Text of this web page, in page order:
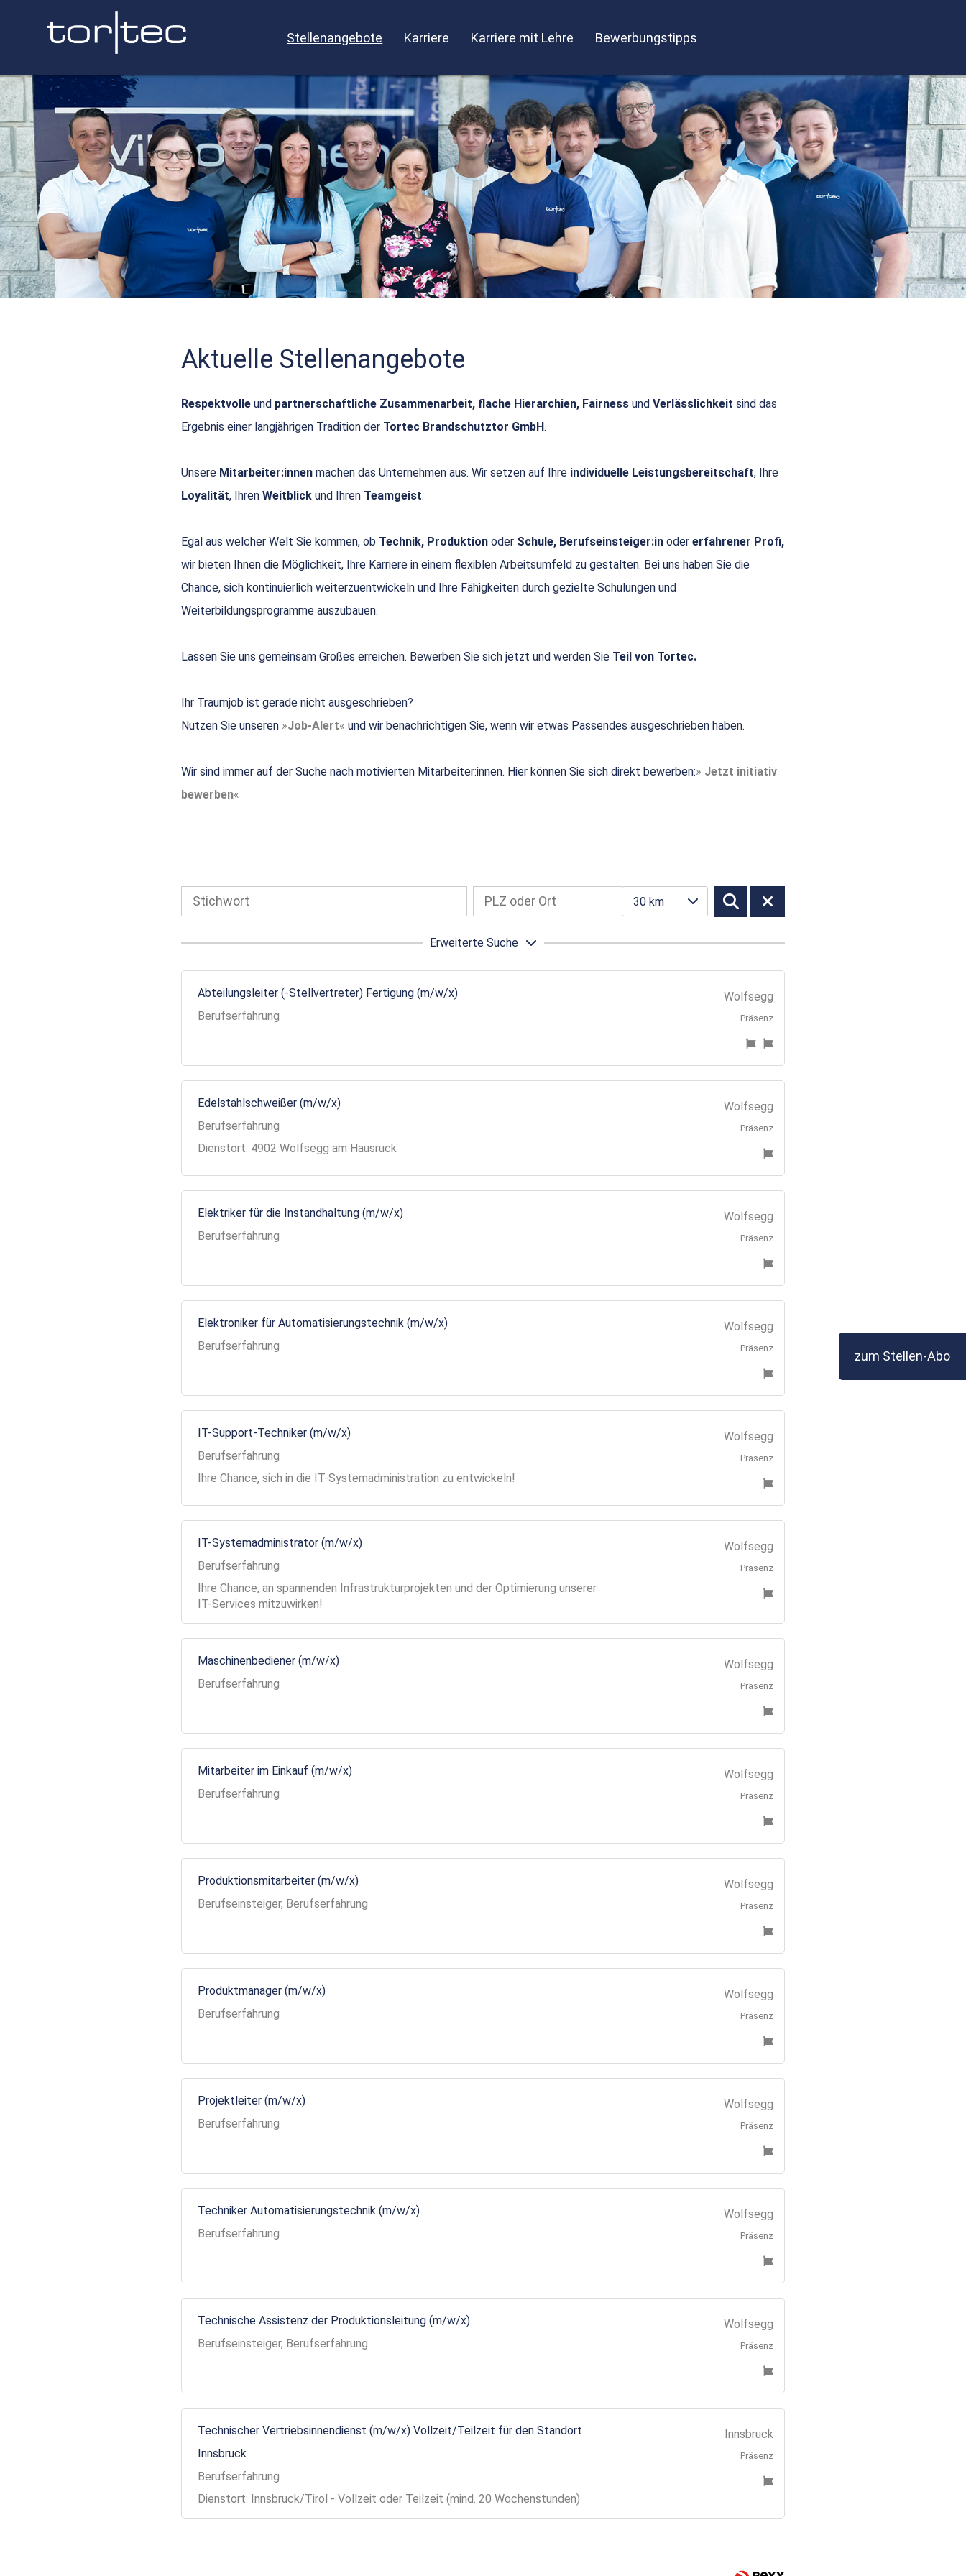
Stellenangebote Karriere Karriere mit Lehre Bewerbungstipps
Aktuelle Stellenangebote
Respektvolle und partnerschaftliche Zusammenarbeit, flache Hierarchien, Fairness und Verlässlichkeit sind das
Ergebnis einer langjährigen Tradition der Tortec Brandschutztor GmbH.
Unsere Mitarbeiter:innen machen das Unternehmen aus. Wir setzen auf Ihre individuelle Leistungsbereitschaft, Ihre
Loyalität, Ihren Weitblick und Ihren Teamgeist.
Egal aus welcher Welt Sie kommen, ob Technik, Produktion oder Schule, Berufseinsteiger:in oder erfahrener Profi,
wir bieten Ihnen die Möglichkeit, Ihre Karriere in einem flexiblen Arbeitsumfeld zu gestalten. Bei uns haben Sie die
Chance, sich kontinuierlich weiterzuentwickeln und Ihre Fähigkeiten durch gezielte Schulungen und
Weiterbildungsprogramme auszubauen.
Lassen Sie uns gemeinsam Großes erreichen. Bewerben Sie sich jetzt und werden Sie Teil von Tortec.
Ihr Traumjob ist gerade nicht ausgeschrieben?
Nutzen Sie unseren
Job-Alert und wir benachrichtigen Sie, wenn wir etwas Passendes ausgeschrieben haben.
Wir sind immer auf der Suche nach motivierten Mitarbeiter:innen. Hier können Sie sich direkt bewerben:
Jetzt initiativ
bewerben
30 km
Erweiterte Suche
Abteilungsleiter (-Stellvertreter) Fertigung (m/w/x)
Berufserfahrung
Wolfsegg
Präsenz
Edelstahlschweißer (m/w/x)
Berufserfahrung
Dienstort: 4902 Wolfsegg am Hausruck
Wolfsegg
Präsenz
Elektriker für die Instandhaltung (m/w/x)
Berufserfahrung
Wolfsegg
Präsenz
Elektroniker für Automatisierungstechnik (m/w/x)
Berufserfahrung
Wolfsegg
Präsenz
IT-Support-Techniker (m/w/x)
Berufserfahrung
Ihre Chance, sich in die IT-Systemadministration zu entwickeln!
Wolfsegg
Präsenz
IT-Systemadministrator (m/w/x)
Berufserfahrung
Ihre Chance, an spannenden Infrastrukturprojekten und der Optimierung unserer
IT-Services mitzuwirken!
Wolfsegg
Präsenz
Maschinenbediener (m/w/x)
Berufserfahrung
Wolfsegg
Präsenz
Mitarbeiter im Einkauf (m/w/x)
Berufserfahrung
Wolfsegg
Präsenz
Produktionsmitarbeiter (m/w/x)
Berufseinsteiger, Berufserfahrung
Wolfsegg
Präsenz
Produktmanager (m/w/x)
Berufserfahrung
Wolfsegg
Präsenz
Projektleiter (m/w/x)
Berufserfahrung
Wolfsegg
Präsenz
Techniker Automatisierungstechnik (m/w/x)
Berufserfahrung
Wolfsegg
Präsenz
Technische Assistenz der Produktionsleitung (m/w/x)
Berufseinsteiger, Berufserfahrung
Wolfsegg
Präsenz
Technischer Vertriebsinnendienst (m/w/x) Vollzeit/Teilzeit für den Standort
Innsbruck
Berufserfahrung
Dienstort: Innsbruck/Tirol - Vollzeit oder Teilzeit (mind. 20 Wochenstunden)
Innsbruck
Präsenz
zum Stellen-Abo